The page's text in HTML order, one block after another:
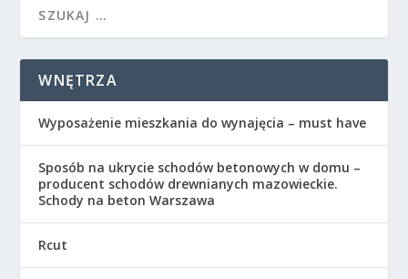
WNĘTRZA
Wyposażenie mieszkania do wynajęcia – must have
Sposób na ukrycie schodów betonowych w domu –
producent schodów drewnianych mazowieckie.
Schody na beton Warszawa
Rcut